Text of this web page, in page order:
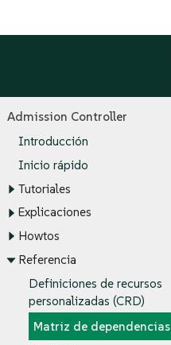
Admission Controller
Introducción
Inicio rápido
Tutoriales
Explicaciones
Howtos
Referencia
Definiciones de recursos
personalizadas (CRD)
Matriz de dependencias